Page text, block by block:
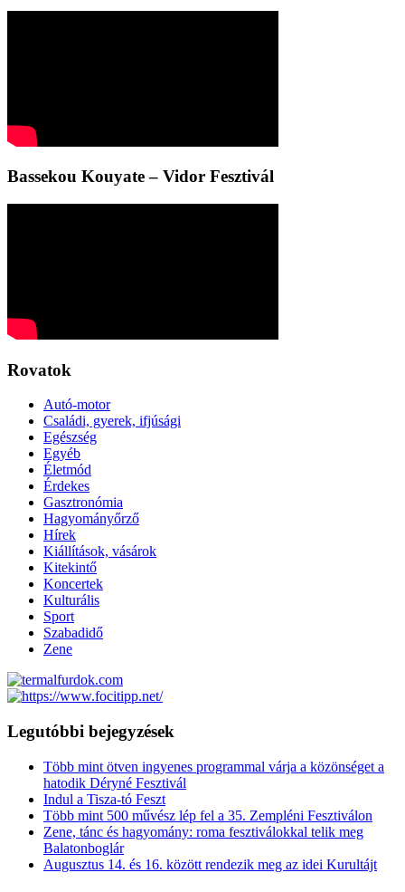
Bassekou Kouyate – Vidor Fesztivál
Rovatok
Autó-motor
Családi, gyerek, ifjúsági
Egészség
Egyéb
Életmód
Érdekes
Gasztronómia
Hagyományőrző
Hírek
Kiállítások, vásárok
Kitekintő
Koncertek
Kulturális
Sport
Szabadidő
Zene
Legutóbbi bejegyzések
Több mint ötven ingyenes programmal várja a közönséget a
hatodik Déryné Fesztivál
Indul a Tisza-tó Feszt
Több mint 500 művész lép fel a 35. Zempléni Fesztiválon
Zene, tánc és hagyomány: roma fesztiválokkal telik meg
Balatonboglár
Augusztus 14. és 16. között rendezik meg az idei Kurultájt